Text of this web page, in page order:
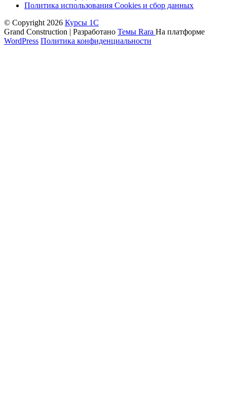
Политика использования Cookies и сбор данных
© Copyright 2026 Курсы 1С
Grand Construction | Разработано Темы Rara На платформе
WordPress Политика конфиденциальности